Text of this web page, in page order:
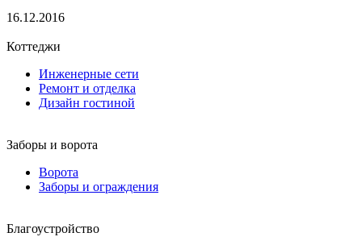
16.12.2016
Коттеджи
Инженерные сети
Ремонт и отделка
Дизайн гостиной
Заборы и ворота
Ворота
Заборы и ограждения
Благоустройство